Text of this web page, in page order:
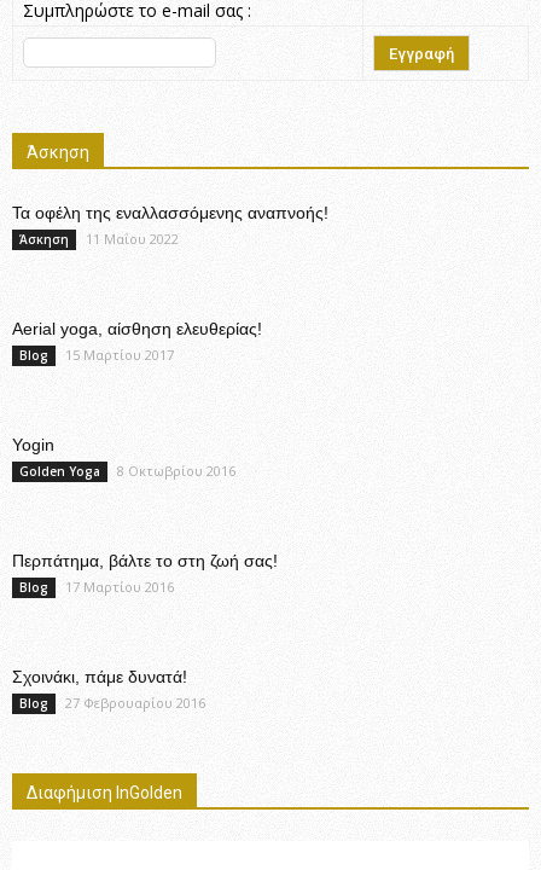
Συμπληρώστε το e-mail σας :
Άσκηση
Τα οφέλη της εναλλασσόμενης αναπνοής!
Άσκηση 11 Μαΐου 2022
Aerial yoga, αίσθηση ελευθερίας!
Blog 15 Μαρτίου 2017
Yogin
Golden Yoga 8 Οκτωβρίου 2016
Περπάτημα, βάλτε το στη ζωή σας!
Blog 17 Μαρτίου 2016
Σχοινάκι, πάμε δυνατά!
Blog 27 Φεβρουαρίου 2016
Διαφήμιση InGolden